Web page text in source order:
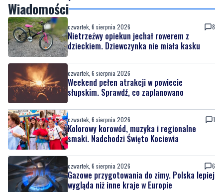
Wiadomości
czwartek, 6 sierpnia 2026 8
Nietrzeźwy opiekun jechał rowerem z
dzieckiem. Dziewczynka nie miała kasku
czwartek, 6 sierpnia 2026
Weekend pełen atrakcji w powiecie
słupskim. Sprawdź, co zaplanowano
czwartek, 6 sierpnia 2026 1
Kolorowy korowód, muzyka i regionalne
smaki. Nadchodzi Święto Kociewia
czwartek, 6 sierpnia 2026 6
Gazowe przygotowania do zimy. Polska lepiej
wygląda niż inne kraje w Europie